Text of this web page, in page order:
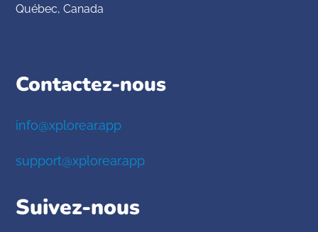
Québec, Canada
Contactez-nous
info@xplorear.app
support@xplorear.app
Suivez-nous